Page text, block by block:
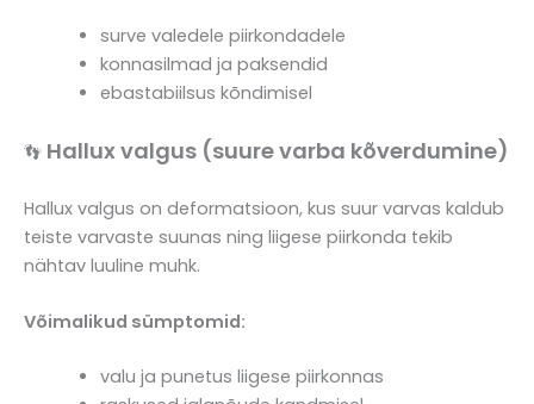
surve valedele piirkondadele
konnasilmad ja paksendid
ebastabiilsus kõndimisel
👣 Hallux valgus (suure varba kõverdumine)
Hallux valgus on deformatsioon, kus suur varvas kaldub
teiste varvaste suunas ning liigese piirkonda tekib
nähtav luuline muhk.
Võimalikud sümptomid:
valu ja punetus liigese piirkonnas